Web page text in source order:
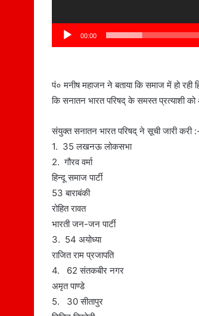
00:00
पं० मनीष महाजन ने बताया कि समाज में हो रही
कि सनातन भारत परिषद् के समस्त प्रत्याशी
संयुक्त सनातन भारत परिषद् ने सूची जारी करी
1. 35 लखनऊ लोकसभा
2. गौरव वर्मा
हिन्दू समाज पार्टी
53 बाराबंकी
रोहित रावत
भारती जन-जन पार्टी
3. 54 अयोध्या
राजित राम प्रजापति
4. 62 संतकबीर नगर
अमृत पाण्डे
5. 30 सीतापुर